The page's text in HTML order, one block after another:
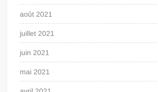
août 2021
juillet 2021
juin 2021
mai 2021